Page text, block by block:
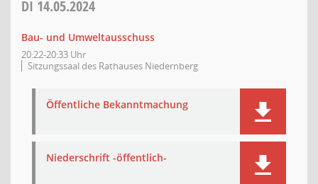
DI 14.05.2024
Bau- und Umweltausschuss
20:22-20:33 Uhr
Sitzungssaal des Rathauses Niedernberg
Öffentliche Bekanntmachung
Niederschrift -öffentlich-